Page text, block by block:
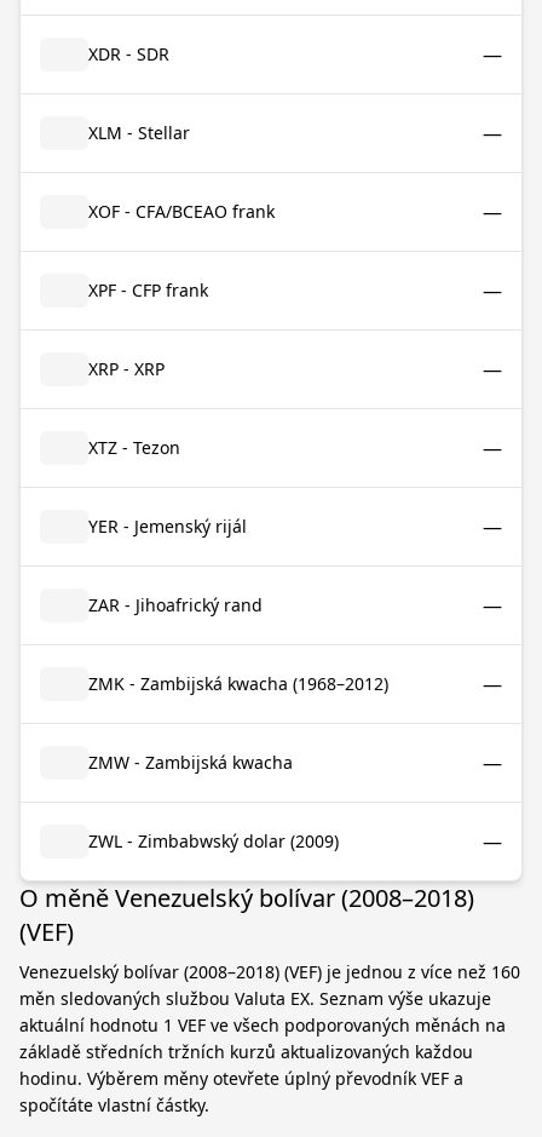
XDR - SDR —
XLM - Stellar —
XOF - CFA/BCEAO frank —
XPF - CFP frank —
XRP - XRP —
XTZ - Tezon —
YER - Jemenský rijál —
ZAR - Jihoafrický rand —
ZMK - Zambijská kwacha (1968–2012) —
ZMW - Zambijská kwacha —
ZWL - Zimbabwský dolar (2009) —
O měně Venezuelský bolívar (2008–2018)
(VEF)
Venezuelský bolívar (2008–2018) (VEF) je jednou z více než 160
měn sledovaných službou Valuta EX. Seznam výše ukazuje
aktuální hodnotu 1 VEF ve všech podporovaných měnách na
základě středních tržních kurzů aktualizovaných každou
hodinu. Výběrem měny otevřete úplný převodník VEF a
spočítáte vlastní částky.